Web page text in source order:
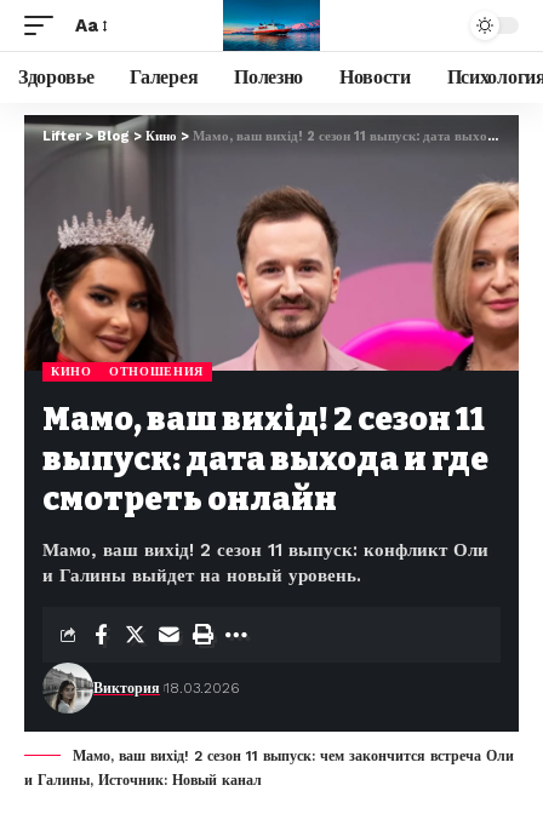
Aa
Здоровье Галерея Полезно Новости
Lifter>Blog> Кино > Мамо, ваш вихід! 2 сезон 11 выпуск: дата выхода и где смотреть онлайн
КИНО ОТНОШЕНИЯ
Мамо, ваш вихід! 2 сезон 11
выпуск: дата выхода и где
смотреть онлайн
Мамо, ваш вихід! 2 сезон 11 выпуск: конфликт Оли
и Галины выйдет на новый уровень.
Виктория 18.03.2026
Мамо, ваш вихід! 2 сезон 11 выпуск: чем закончится встреча Оли
и Галины, Источник: Новый канал